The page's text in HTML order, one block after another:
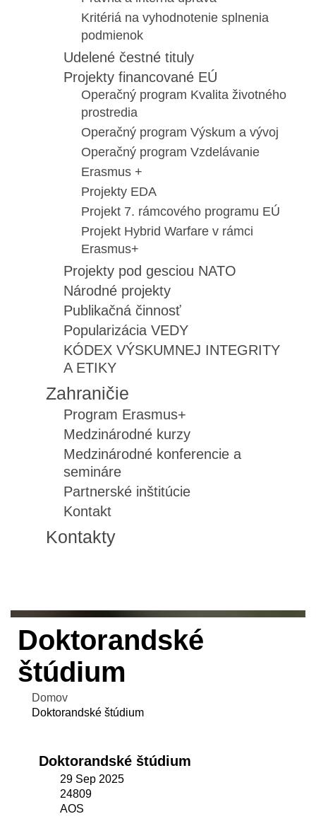
Kritériá na vyhodnotenie splnenia
podmienok
Udelené čestné tituly
Projekty financované EÚ
Operačný program Kvalita životného
prostredia
Operačný program Výskum a vývoj
Operačný program Vzdelávanie
Erasmus +
Projekty EDA
Projekt 7. rámcového programu EÚ
Projekt Hybrid Warfare v rámci
Erasmus+
Projekty pod gesciou NATO
Národné projekty
Publikačná činnosť
Popularizácia VEDY
KÓDEX VÝSKUMNEJ INTEGRITY
A ETIKY
Zahraničie
Program Erasmus+
Medzinárodné kurzy
Medzinárodné konferencie a
semináre
Partnerské inštitúcie
Kontakt
Kontakty
Doktorandské
štúdium
Domov
Doktorandské štúdium
Doktorandské štúdium
29 Sep 2025
24809
AOS